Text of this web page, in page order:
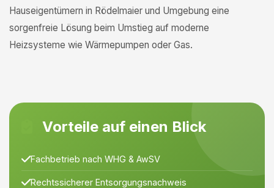
Hauseigentümern in Rödelmaier und Umgebung eine
sorgenfreie Lösung beim Umstieg auf moderne
Heizsysteme wie Wärmepumpen oder Gas.
Vorteile auf einen Blick
Fachbetrieb nach WHG & AwSV
Rechtssicherer Entsorgungsnachweis